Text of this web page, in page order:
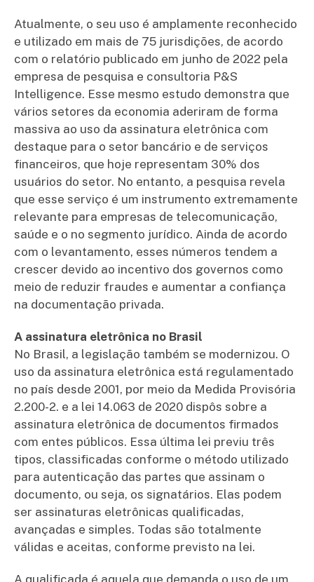
Atualmente, o seu uso é amplamente reconhecido
e utilizado em mais de 75 jurisdições, de acordo
com o relatório publicado em junho de 2022 pela
empresa de pesquisa e consultoria P&S
Intelligence. Esse mesmo estudo demonstra que
vários setores da economia aderiram de forma
massiva ao uso da assinatura eletrônica com
destaque para o setor bancário e de serviços
financeiros, que hoje representam 30% dos
usuários do setor. No entanto, a pesquisa revela
que esse serviço é um instrumento extremamente
relevante para empresas de telecomunicação,
saúde e o no segmento jurídico. Ainda de acordo
com o levantamento, esses números tendem a
crescer devido ao incentivo dos governos como
meio de reduzir fraudes e aumentar a confiança
na documentação privada.
A assinatura eletrônica no Brasil
No Brasil, a legislação também se modernizou. O
uso da assinatura eletrônica está regulamentado
no país desde 2001, por meio da Medida Provisória
2.200-2. e a lei 14.063 de 2020 dispôs sobre a
assinatura eletrônica de documentos firmados
com entes públicos. Essa última lei previu três
tipos, classificadas conforme o método utilizado
para autenticação das partes que assinam o
documento, ou seja, os signatários. Elas podem
ser assinaturas eletrônicas qualificadas,
avançadas e simples. Todas são totalmente
válidas e aceitas, conforme previsto na lei.